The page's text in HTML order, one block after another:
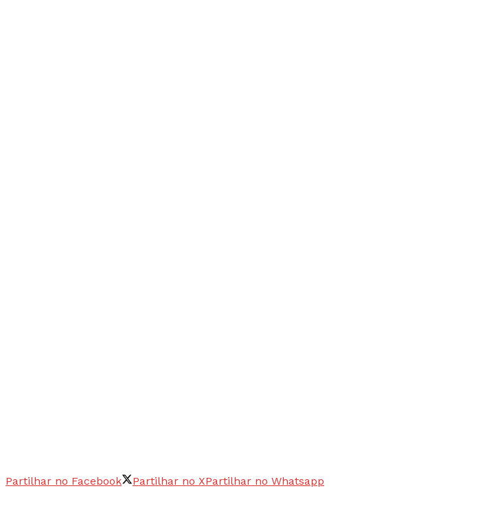
Partilhar no Facebook Partilhar no XPartilhar no Whatsapp